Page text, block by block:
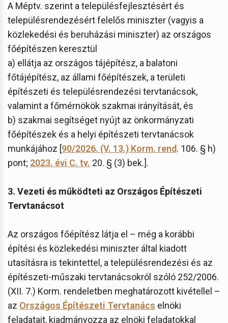
A Méptv. szerint a településfejlesztésért és
településrendezésért felelős miniszter (vagyis a
közlekedési és beruházási miniszter) az országos
főépítészen keresztül
a) ellátja az országos tájépítész, a balatoni
főtájépítész, az állami főépítészek, a területi
építészeti és településrendezési tervtanácsok,
valamint a főmérnökök szakmai irányítását, és
b) szakmai segítséget nyújt az önkormányzati
főépítészek és a helyi építészeti tervtanácsok
munkájához [90/2026. (V. 13.) Korm. rend. 106. § h)
pont; 2023. évi C. tv. 20. § (3) bek.].
3. Vezeti és működteti az Országos Építészeti
Tervtanácsot
Az országos főépítész látja el – még a korábbi
építési és közlekedési miniszter által kiadott
utasításra is tekintettel, a településrendezési és az
építészeti-műszaki tervtanácsokról szóló 252/2006.
(XII. 7.) Korm. rendeletben meghatározott kivétellel –
az Országos Építészeti Tervtanács elnöki
feladatait, kiadmányozza az elnöki feladatokkal